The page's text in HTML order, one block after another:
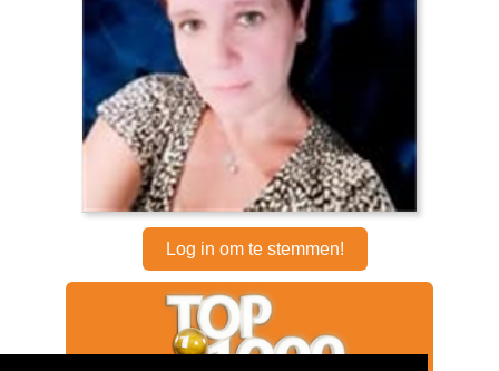
Log in om te stemmen!